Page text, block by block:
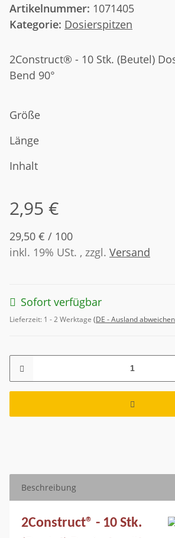
Artikelnummer: 1071405
Kategorie: Dosierspitzen
2Construct® - 10 Stk. (Beutel)
Bend 90°
Größe
Länge
Inhalt
2,95 €
29,50 € / 100
inkl. 19% USt. , zzgl. Versand
Sofort verfügbar
Lieferzeit: 1 - 2 Werktage (DE - Ausland
Beschreibung
2Construct® - 10 Stk.